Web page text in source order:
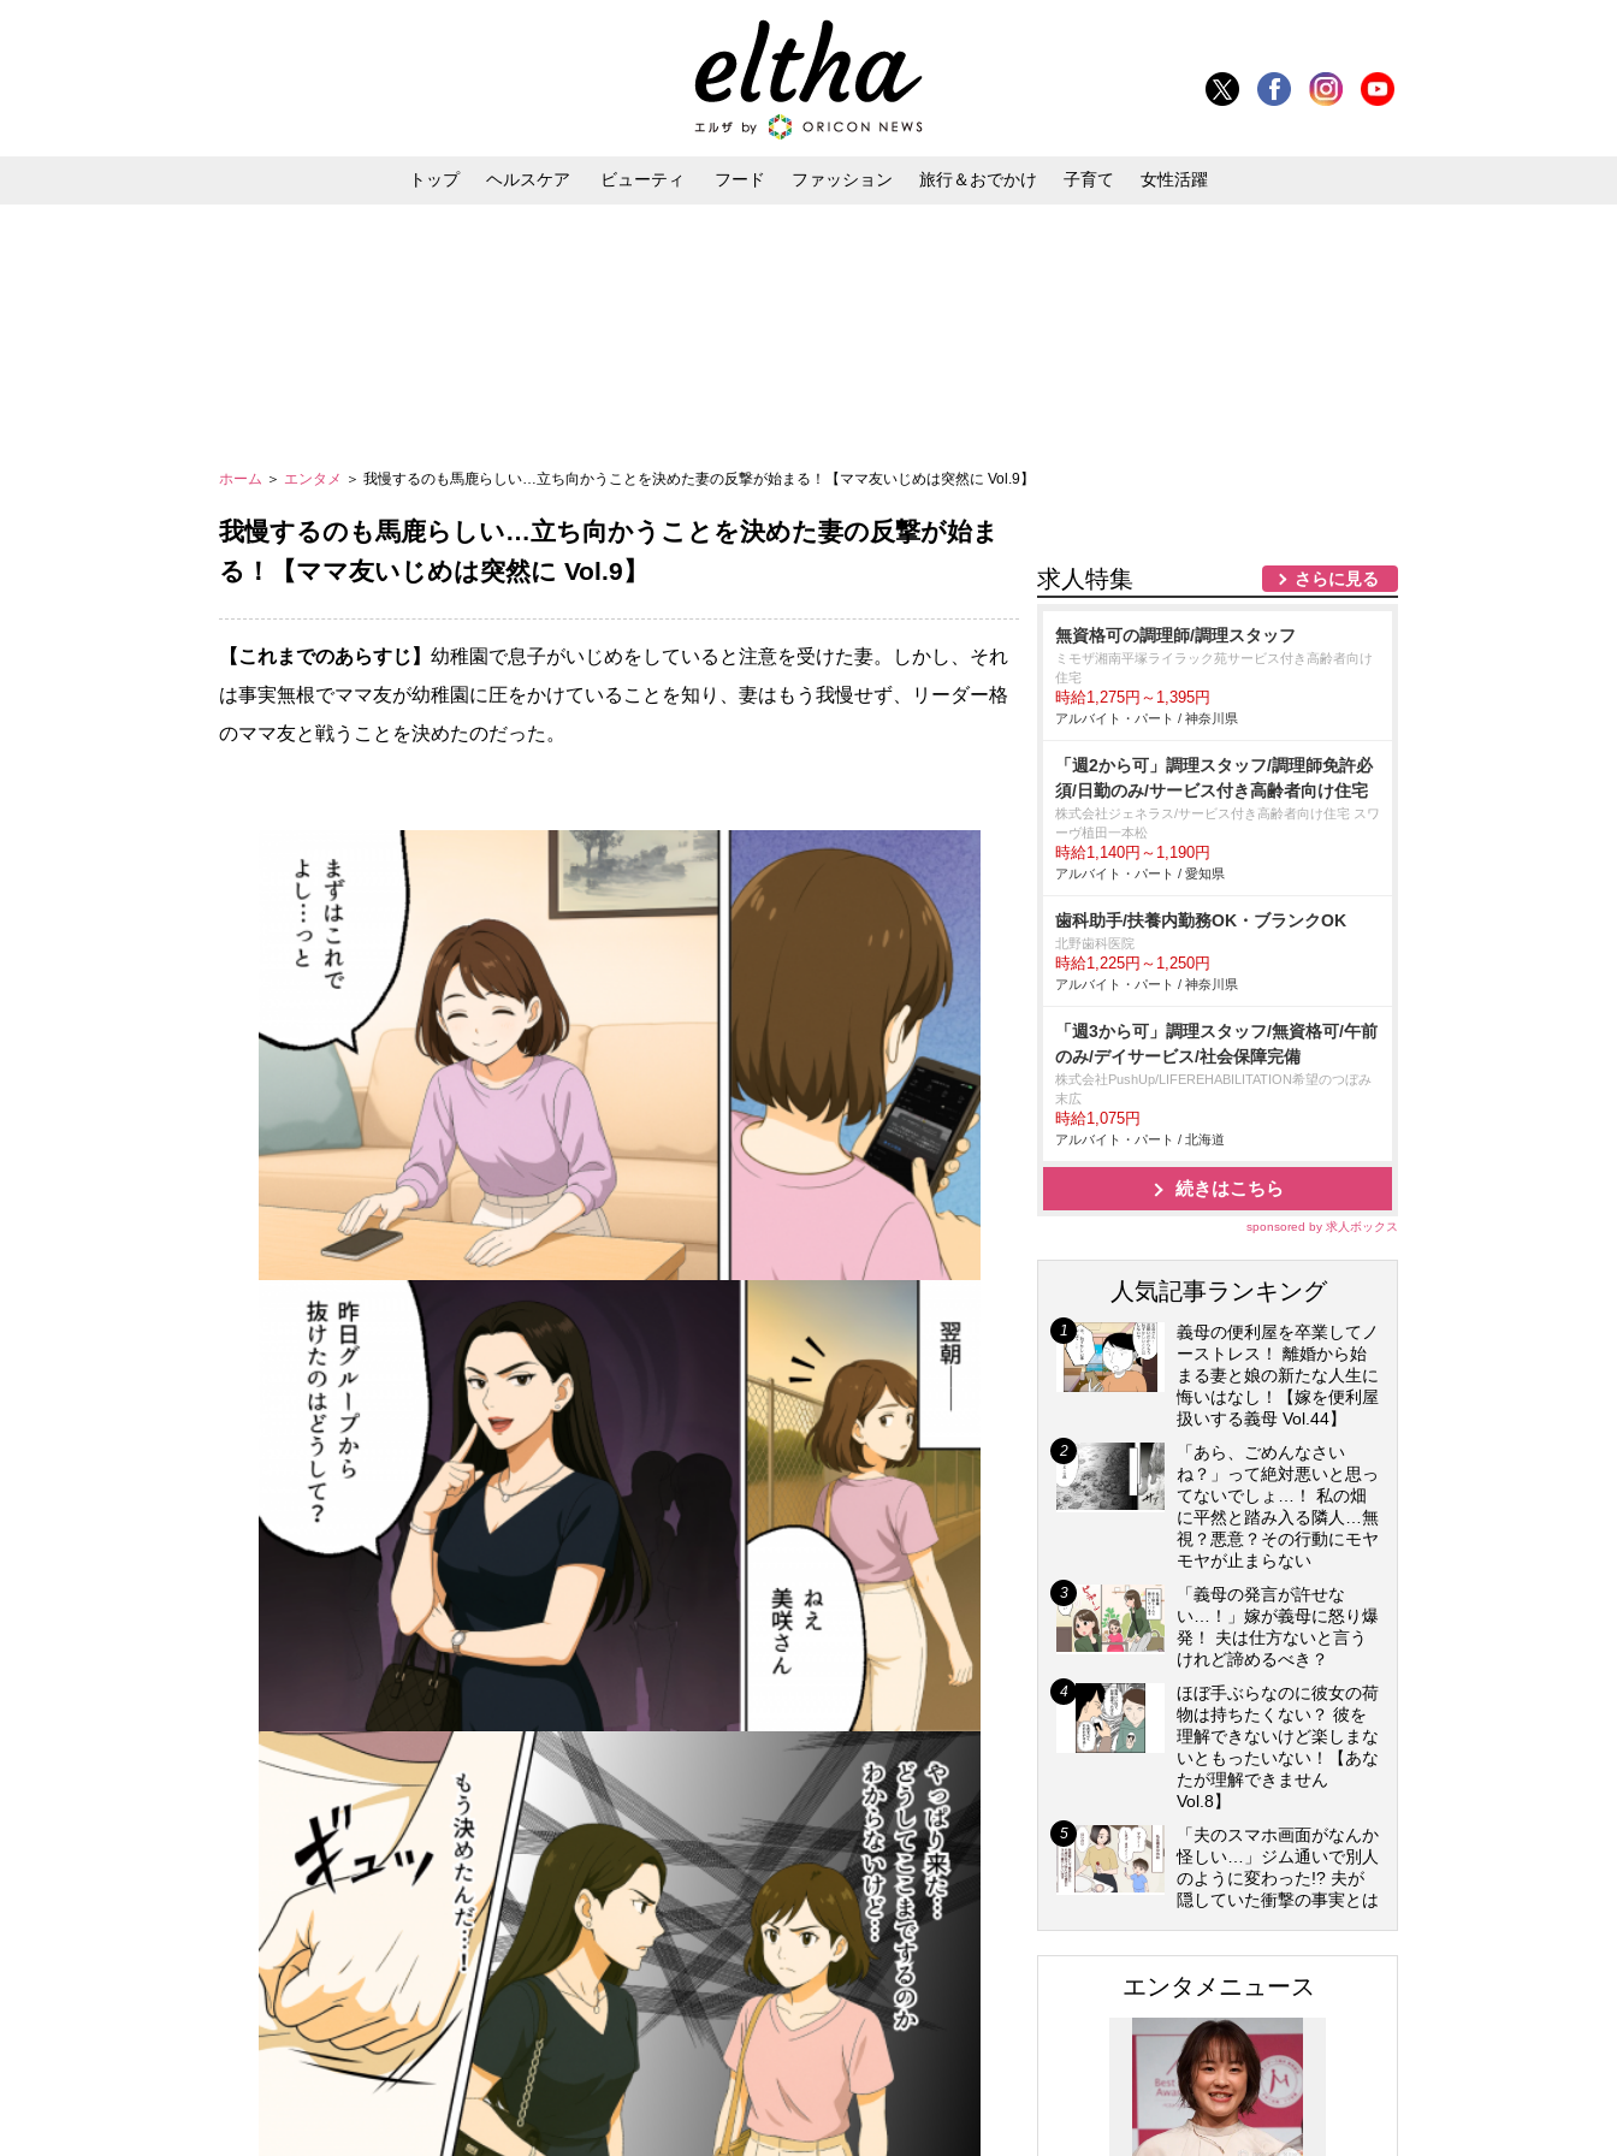
トップ ヘルスケア ビューティ フード ファッション 旅行＆おでかけ 子育て 女性活躍
ホーム ＞ エンタメ ＞ 我慢するのも馬鹿らしい…立ち向かうことを決めた妻の反撃が始まる！【ママ友いじめは突然に Vol.9】
我慢するのも馬鹿らしい…立ち向かうことを決めた妻の反撃が始ま
る！【ママ友いじめは突然に Vol.9】
【これまでのあらすじ】 幼稚園で息子がいじめをしていると注意を受けた妻。しかし、それ
は事実無根でママ友が幼稚園に圧をかけていることを知り、妻はもう我慢せず、リーダー格
のママ友と戦うことを決めたのだった。
求人特集 さらに見る
無資格可の調理師/調理スタッフ
ミモザ湘南平塚ライラック苑サービス付き高齢者向け
住宅
時給1,275円～1,395円
アルバイト・パート / 神奈川県
「週2から可」調理スタッフ/調理師免許必
須/日勤のみ/サービス付き高齢者向け住宅
株式会社ジェネラス/サービス付き高齢者向け住宅 スワ
ーヴ植田一本松
時給1,140円～1,190円
アルバイト・パート / 愛知県
歯科助手/扶養内勤務OK・ブランクOK
北野歯科医院
時給1,225円～1,250円
アルバイト・パート / 神奈川県
「週3から可」調理スタッフ/無資格可/午前
のみ/デイサービス/社会保障完備
株式会社PushUp/LIFEREHABILITATION希望のつぼみ
末広
時給1,075円
アルバイト・パート / 北海道
続きはこちら
sponsored by 求人ボックス
人気記事ランキング
義母の便利屋を卒業してノ
ーストレス！ 離婚から始
まる妻と娘の新たな人生に
悔いはなし！【嫁を便利屋
扱いする義母 Vol.44】
「あら、ごめんなさい
ね？」って絶対悪いと思っ
てないでしょ…！ 私の畑
に平然と踏み入る隣人…無
視？悪意？その行動にモヤ
モヤが止まらない
「義母の発言が許せな
い…！」嫁が義母に怒り爆
発！ 夫は仕方ないと言う
けれど諦めるべき？
ほぼ手ぶらなのに彼女の荷
物は持ちたくない？ 彼を
理解できないけど楽しまな
いともったいない！【あな
たが理解できません
Vol.8】
「夫のスマホ画面がなんか
怪しい…」ジム通いで別人
のように変わった!? 夫が
隠していた衝撃の事実とは
エンタメニュース